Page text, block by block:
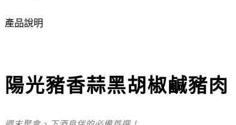
產品說明
陽光豬香蒜黑胡椒鹹豬肉